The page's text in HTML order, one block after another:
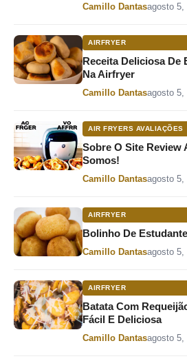
Por
Camillo Dantasagosto 5,
AIRFRYER
Receita Deliciosa De
Na Airfryer
Por
Camillo Dantasagosto 5,
AIR FRYERS AVALIAÇÕES
Sobre O Site Review
Somos!
Por
Camillo Dantasagosto 5,
AIRFRYER
Bolinho De
Por
Camillo Dantasagosto 5,
AIRFRYER
Batata Com
Fácil E Deliciosa
Por
Camillo Dantasagosto 5,